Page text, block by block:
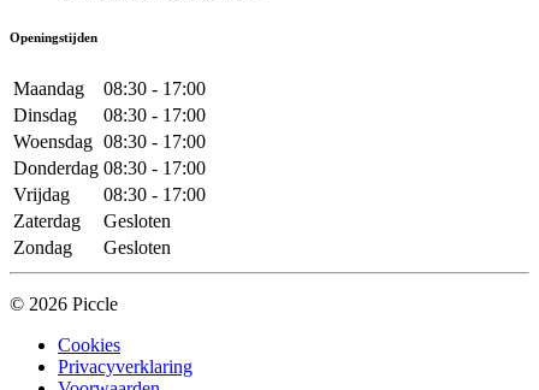
Openingstijden
Maandag
08:30 - 17:00
Dinsdag
08:30 - 17:00
Woensdag 08:30 - 17:00
Donderdag 08:30 - 17:00
Vrijdag
08:30 - 17:00
Zaterdag
Gesloten
Zondag
Gesloten
© 2026 Piccle
Cookies
Privacyverklaring